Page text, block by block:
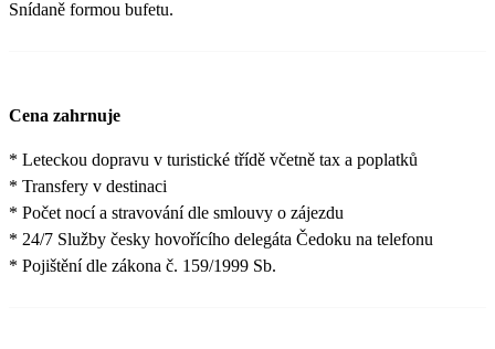
Snídaně formou bufetu.
Cena zahrnuje
* Leteckou dopravu v turistické třídě včetně tax a poplatků
* Transfery v destinaci
* Počet nocí a stravování dle smlouvy o zájezdu
* 24/7 Služby česky hovořícího delegáta Čedoku na telefonu
* Pojištění dle zákona č. 159/1999 Sb.